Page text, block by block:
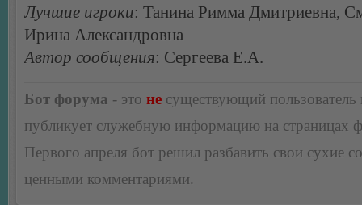
Лучшие игроки: Танина Римма Дмитриевна,
Ирина Александровна
Автор сообщения: Сергеева Е.А.
Бот форума - это не существующий пользователь
публикует служебную информацию на страницах
Первого апреля бот решил разбавить свои сухие
ценными комментариями.